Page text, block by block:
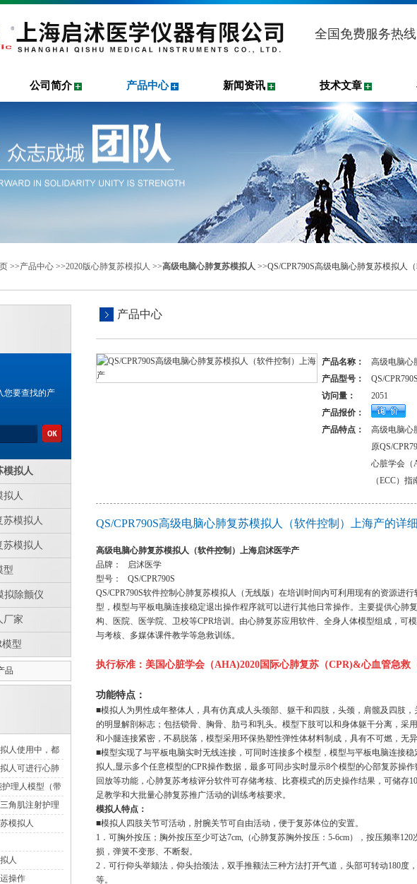
全国免费服务热线
公司简介 产品中心 新闻资讯 技术文章
>>产品中心 >>2020版心肺复苏模拟人 >>高级电脑心肺复苏模拟人 >>QS/CPR790S高级电脑心肺复苏模拟人
产品中心
产品名称：
高级电脑心
产品型号：
QS/CPR790S
访问量：
2051
产品报价：
产品特点：
高级电脑心
原QS/
心脏学会（
（ECC）
QS/CPR790S高级电脑心肺复苏模拟人（软件控制）上海产的详
高级电脑心肺复苏模拟人（软件控制）上海启沭医学产
品牌： 启沭医学
型号： QS/CPR790S
QS/CPR790S软件控制心肺复苏模拟人（无线版）在培训时间内可利用现有的资源进
型，模型与平板电脑连接稳定退出操作程序就可以进行其他日常操作。主要提供心肺
构、医院、医学院、卫校等CPR培训。由心肺复苏应用软件、全身人体模型组成，可
与考核、多媒体课件教学等急救训练。
执行标准：美国心脏学会（AHA)2020国际心肺复苏（CPR)&心血管急救
功能特点：
■模拟人为男性成年整体人，具有仿真成人头颈部、躯干和四肢，头颈，肩髋及四肢
的明显解剖标志；包括锁骨、胸骨、肋弓和乳头。模型下肢可以和身体躯干分离，采
和小腿连接紧密，不易脱落，模型采用环保热塑性弹性体材料制成，具有不可燃，无
■模型实现了与平板电脑实时无线连接，可同时连接多个模型，模型与平板电脑连接
拟人,显示多个任意模型的CPR操作数据，最多可同步实时显示8个模型的心部复苏操
回放等功能，心肺复苏考核评分软件可存储考核、比赛模式的历史操作结果，可储存
足教学和大批量心肺复苏推广活动的训练考核要求。
模拟人特点：
■模拟人四肢关节可活动，肘腕关节可自由活动，便于复苏体位的安置。
1．可胸外按压；胸外按压至少可达7cm,（心肺复苏胸外按压：5-6cm），按压频率
损，弹簧不变形、不断裂。
2．可行仰头举颏法，仰头抬颈法，双手推额法三种方法打开气道，头部可转动180度
等。
您要查找的产
模拟人
拟人
苏模拟人
苏模拟人
型
拟除颤仪
厂家
模型
品
人使用中，都
现象
人可进行心肺
实战考核
理人模型（带
角肌注射护理
模拟人
人
操作